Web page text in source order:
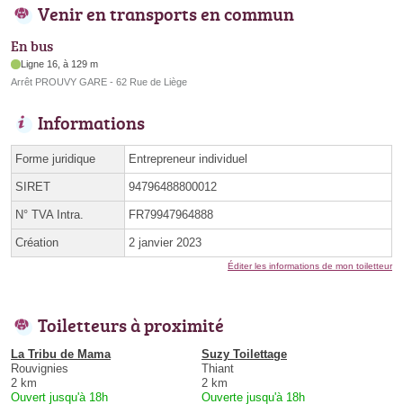
Venir en transports en commun
En bus
Ligne 16, à 129 m
Arrêt PROUVY GARE - 62 Rue de Liège
Informations
Forme juridique Entrepreneur individuel
SIRET 94796488800012
N° TVA Intra. FR79947964888
Création 2 janvier 2023
Éditer les informations de mon toiletteur
Toiletteurs à proximité
La Tribu de Mama
Rouvignies
2 km
Ouvert jusqu'à 18h
Suzy Toilettage
Thiant
2 km
Ouverte jusqu'à 18h